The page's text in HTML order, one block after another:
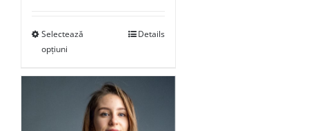
Selectează
opțiuni
Details